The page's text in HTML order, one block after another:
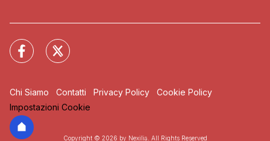
Chi Siamo Contatti Privacy Policy
Cookie Policy
Impostazioni Cookie
Copyright © 2026 by Nexilia. All Rights Reserved